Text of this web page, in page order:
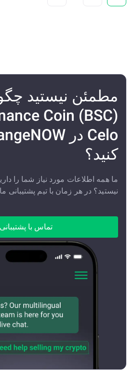
مطمئن نیستید
کنید؟
ما همه اطلاعات مورد نیاز شما را
نیستید؟ در هر زمان با تیم پشتیبانی
تماس با پشتیبانی